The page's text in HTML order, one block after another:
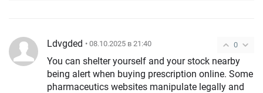
0
Ldvgded • 08.10.2025 в 21:40
You can shelter yourself and your stock nearby
being alert when buying prescription online. Some
pharmaceutics websites manipulate legally and